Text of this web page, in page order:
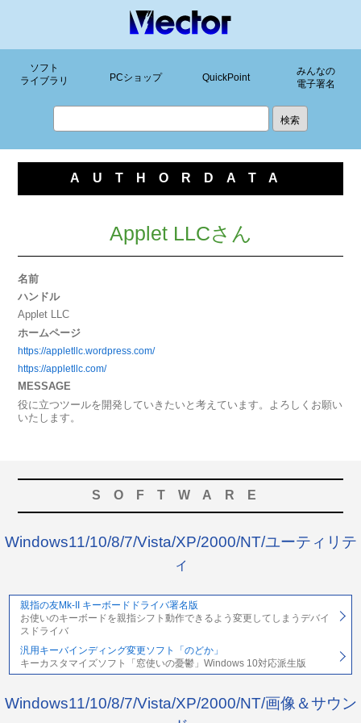
ソフト
ライブラリ
PCショップ QuickPoint
みんなの
電子署名
AUTHORDATA
Applet LLCさん
名前
ハンドル
Applet LLC
ホームページ
https://appletllc.wordpress.com/
https://appletllc.com/
MESSAGE
役に立つツールを開発していきたいと考えています。よろしくお願い
いたします。
SOFTWARE
Windows11/10/8/7/Vista/XP/2000/NT/ユーティリテ
ィ
親指の友Mk-II キーボードドライバ署名版
お使いのキーボードを親指シフト動作できるよう変更してしまうデバイ
スドライバ
汎用キーバインディング変更ソフト「のどか」
キーカスタマイズソフト「窓使いの憂鬱」Windows 10対応派生版
Windows11/10/8/7/Vista/XP/2000/NT/画像＆サウン